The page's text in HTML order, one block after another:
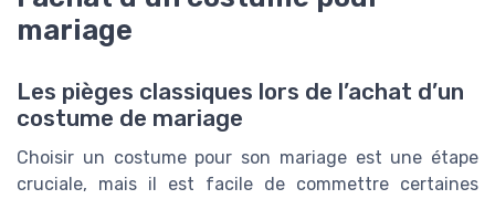
mariage
Les pièges classiques lors de l’achat d’un
costume de mariage
Choisir un costume pour son mariage est une étape
cruciale, mais il est facile de commettre certaines